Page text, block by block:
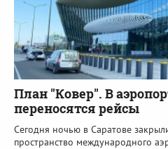
План "Ковер". В
переносятся рейсы
Сегодня ночью в Саратове
пространство международного